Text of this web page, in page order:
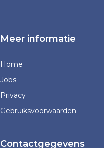
Meer informatie
Home
Jobs
Privacy
Gebruiksvoorwaarden
Contactgegevens